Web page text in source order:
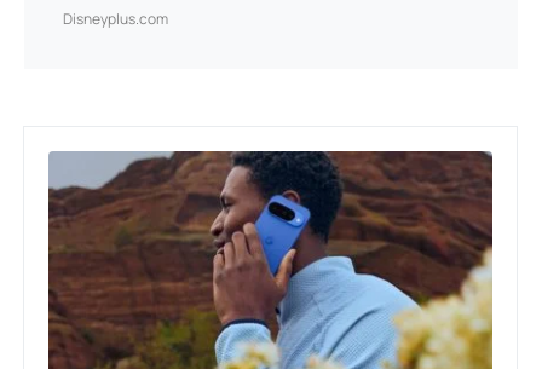
Disneyplus.com